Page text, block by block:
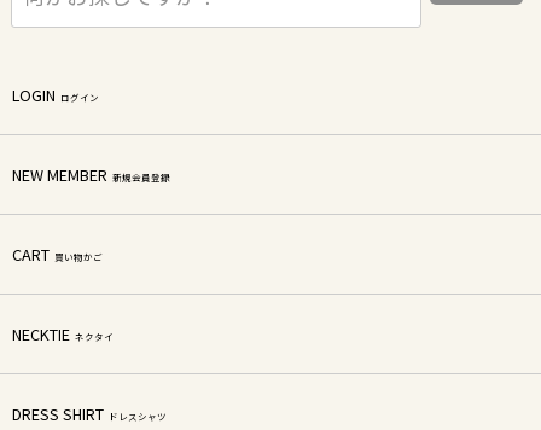
LOGIN ログイン
NEW MEMBER 新規会員登録
CART 買い物かご
NECKTIE ネクタイ
DRESS SHIRT ドレスシャツ